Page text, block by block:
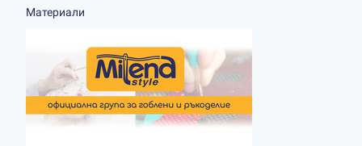
Материали